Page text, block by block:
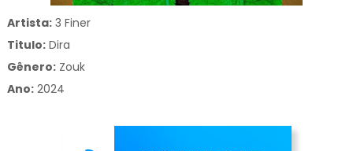
Artista:3 Finer
Titulo:Dira
Gênero: Zouk
Ano:2024